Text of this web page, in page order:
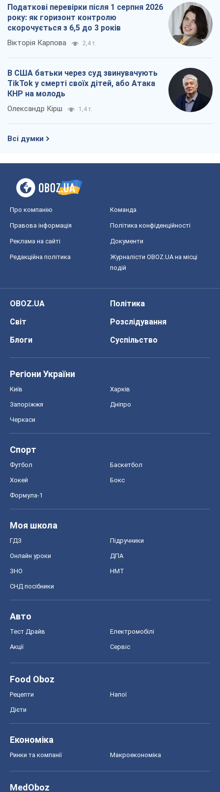
Податкові перевірки після 1 серпня 2026
року: як горизонт контролю
скорочується з 6,5 до 3 років
Вікторія Карпова 2,4 т.
В США батьки через суд звинувачують
TikTok у смерті своїх дітей, або Атака
КНР на молодь
Олександр Кірш 1,4 т.
Всі думки
Про компанію Команда
Правова інформація Політика конфіденційності
Реклама на сайті Документи
Редакційна політика
Журналісти OBOZ.UA на місці
подій
OBOZ.UA
Політика
Світ
Розслідування
Блоги
Суспільство
Регіони України
Київ Харків
Запоріжжя Дніпро
Черкаси
Спорт
Футбол Баскетбол
Хокей Бокс
Формула-1
Моя школа
ГДЗ Підручники
Онлайн уроки ДПА
ЗНО НМТ
СНД посібники
Авто
Тест Драйв Електромобілі
Акції Сервіс
Food Oboz
Рецепти Напої
Дієти
Економіка
Ринки та компанії Макроекономіка
MedOboz